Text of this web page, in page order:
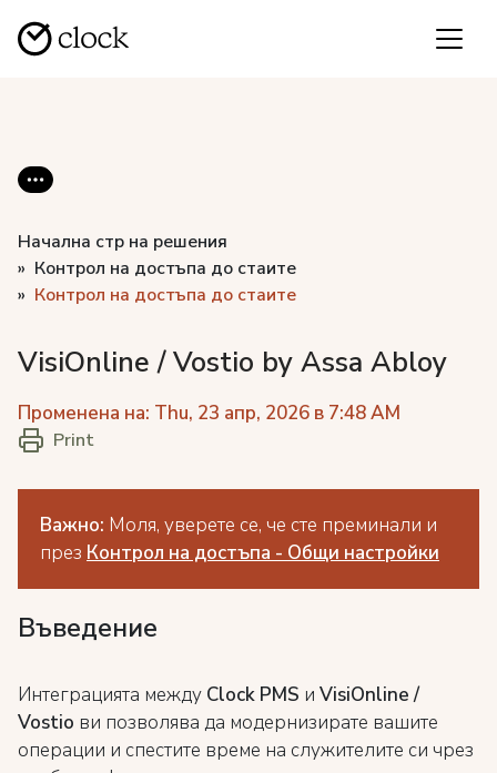
Начална стр на решения
Контрол на достъпа до стаите
Контрол на достъпа до стаите
VisiOnline / Vostio by Assa Abloy
Променена на: Thu, 23 апр, 2026 в 7:48 AM
Print
Важно: Моля, уверете се, че сте преминали и
през Контрол на достъпа - Общи настройки
Въведение
Интеграцията между Clock PMS и VisiOnline /
Vostio ви позволява да модернизирате вашите
операции и спестите време на служителите си чрез